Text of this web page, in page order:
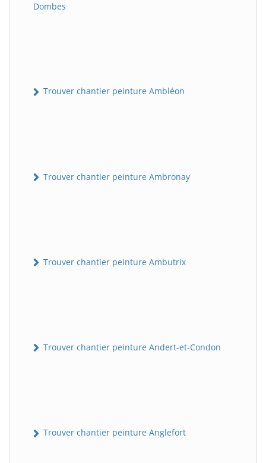
Dombes
Trouver chantier peinture Ambléon
Trouver chantier peinture Ambronay
Trouver chantier peinture Ambutrix
Trouver chantier peinture Andert-et-Condon
Trouver chantier peinture Anglefort